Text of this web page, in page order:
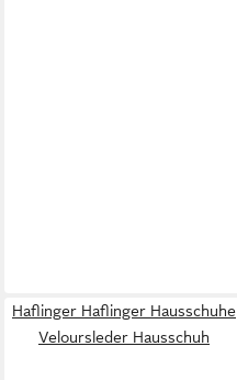
Haflinger Haflinger Hausschuhe
Veloursleder Hausschuh